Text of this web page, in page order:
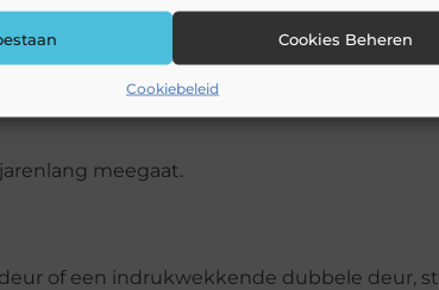
Cookies Beheren
Cookiebeleid
voor meer privacy
meegaat.
of een indrukwekkende dubbele deur,